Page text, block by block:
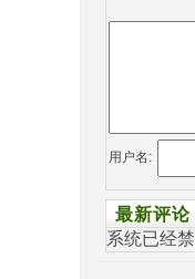
用户名:
最新评论
系统已经